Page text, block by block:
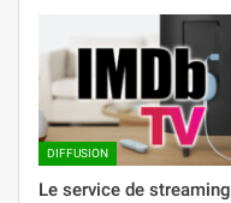
DIFFUSION
Le service de streaming